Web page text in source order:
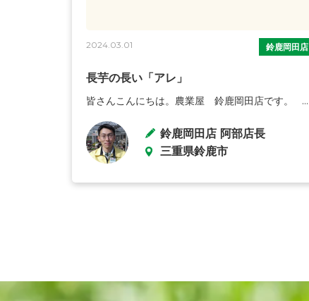
2024.03.01 鈴鹿岡田店
長芋の長い「アレ」
皆さんこんにちは。農業屋 鈴鹿岡田店です。 ...
鈴鹿岡田店 阿部店長
三重県鈴鹿市